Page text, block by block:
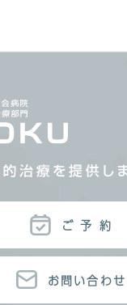
ご 予 約
お問い合わせ